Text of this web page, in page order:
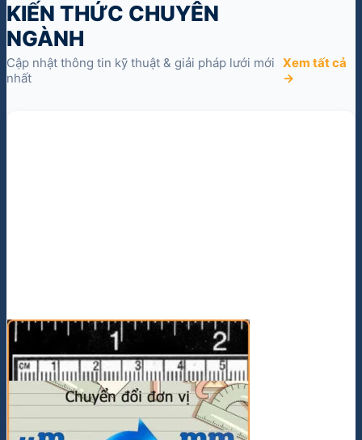
KIẾN THỨC CHUYÊN
NGÀNH
Cập nhật thông tin kỹ thuật & giải pháp lưới mới
nhất
Xem tất cả
→